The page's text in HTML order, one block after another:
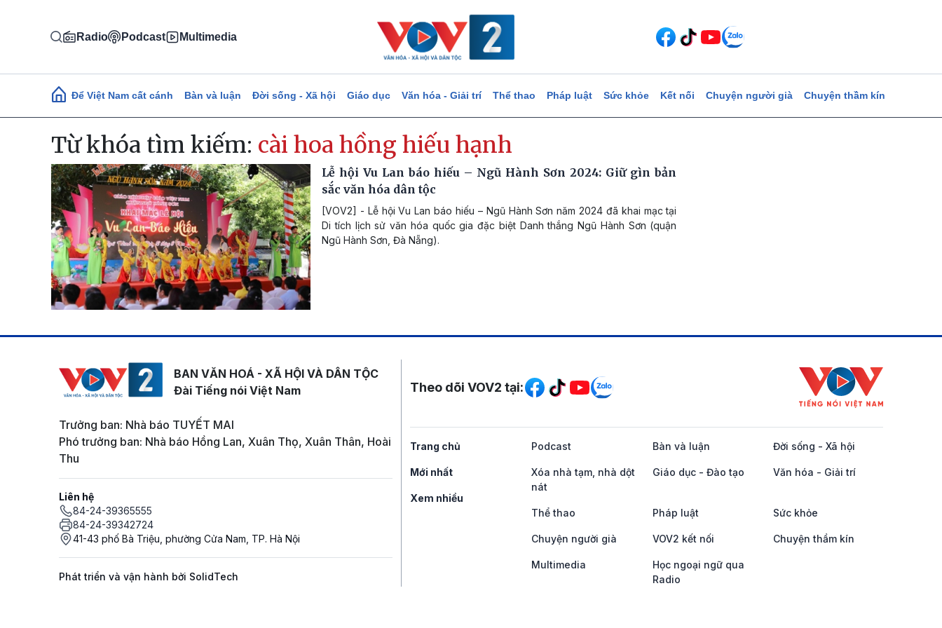
Radio Podcast Multimedia
Main navigation
Để Việt Nam cất cánh Bàn và luận Đời sống - Xã hội Giáo dục Văn hóa - Giải trí Thể thao Pháp luật Sức khỏe Kết nối Chuyện người già Chuyện thầm kín
Từ khóa tìm kiếm: cài hoa hồng hiếu hạnh
Lễ hội Vu Lan báo hiếu – Ngũ Hành Sơn 2024: Giữ gìn bản
sắc văn hóa dân tộc
[VOV2] - Lễ hội Vu Lan báo hiếu – Ngũ Hành Sơn năm 2024 đã khai mạc tại
Di tích lịch sử văn hóa quốc gia đặc biệt Danh thắng Ngũ Hành Sơn (quận
Ngũ Hành Sơn, Đà Nẵng).
BAN VĂN HOÁ - XÃ HỘI VÀ DÂN TỘC
Đài Tiếng nói Việt Nam
Trưởng ban: Nhà báo TUYẾT MAI
Phó trưởng ban: Nhà báo Hồng Lan, Xuân Thọ, Xuân Thân, Hoài
Thu
Liên hệ
84-24-39365555
84-24-39342724
41-43 phố Bà Triệu, phường Cửa Nam, TP. Hà Nội
Phát triển và vận hành bởi SolidTech
Mạng xã hội
Theo dõi VOV2 tại:
Trang chủ
Mới nhất
Xem nhiều
Podcast Bàn và luận Đời sống - Xã hội
Xóa nhà tạm, nhà dột
nát
Giáo dục - Đào tạo Văn hóa - Giải trí
Thể thao Pháp luật Sức khỏe
Chuyện người già VOV2 kết nối Chuyện thầm kín
Multimedia
Học ngoại ngữ qua
Radio